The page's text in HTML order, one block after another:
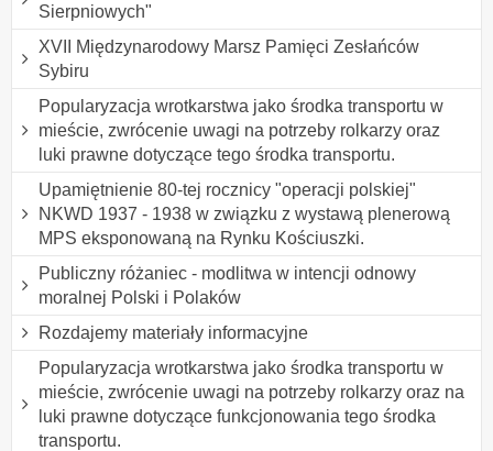
Sierpniowych"
XVII Międzynarodowy Marsz Pamięci Zesłańców
Sybiru
Popularyzacja wrotkarstwa jako środka transportu w
mieście, zwrócenie uwagi na potrzeby rolkarzy oraz
luki prawne dotyczące tego środka transportu.
Upamiętnienie 80-tej rocznicy "operacji polskiej"
NKWD 1937 - 1938 w związku z wystawą plenerową
MPS eksponowaną na Rynku Kościuszki.
Publiczny różaniec - modlitwa w intencji odnowy
moralnej Polski i Polaków
Rozdajemy materiały informacyjne
Popularyzacja wrotkarstwa jako środka transportu w
mieście, zwrócenie uwagi na potrzeby rolkarzy oraz na
luki prawne dotyczące funkcjonowania tego środka
transportu.